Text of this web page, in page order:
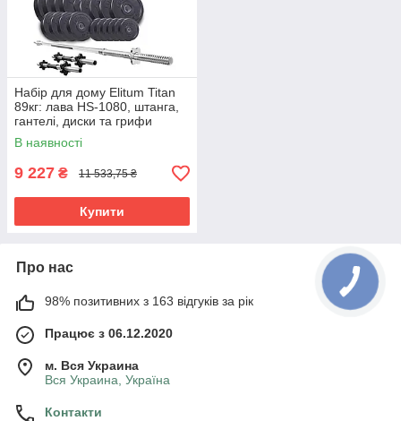
Набір для дому Elitum Titan
89кг: лава HS-1080, штанга,
гантелі, диски та грифи
(силові тренування)
В наявності
9 227 ₴ 11 533,75 ₴
Купити
Про нас
98% позитивних з 163 відгуків за рік
Працює з 06.12.2020
м. Вся Украина
Вся Украина, Україна
Контакти